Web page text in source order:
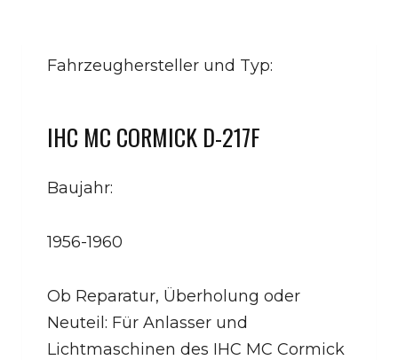
Fahrzeughersteller und Typ:
IHC MC CORMICK D-217F
Baujahr:
1956-1960
Ob Reparatur, Überholung oder
Neuteil: Für Anlasser und
Lichtmaschinen des IHC MC Cormick